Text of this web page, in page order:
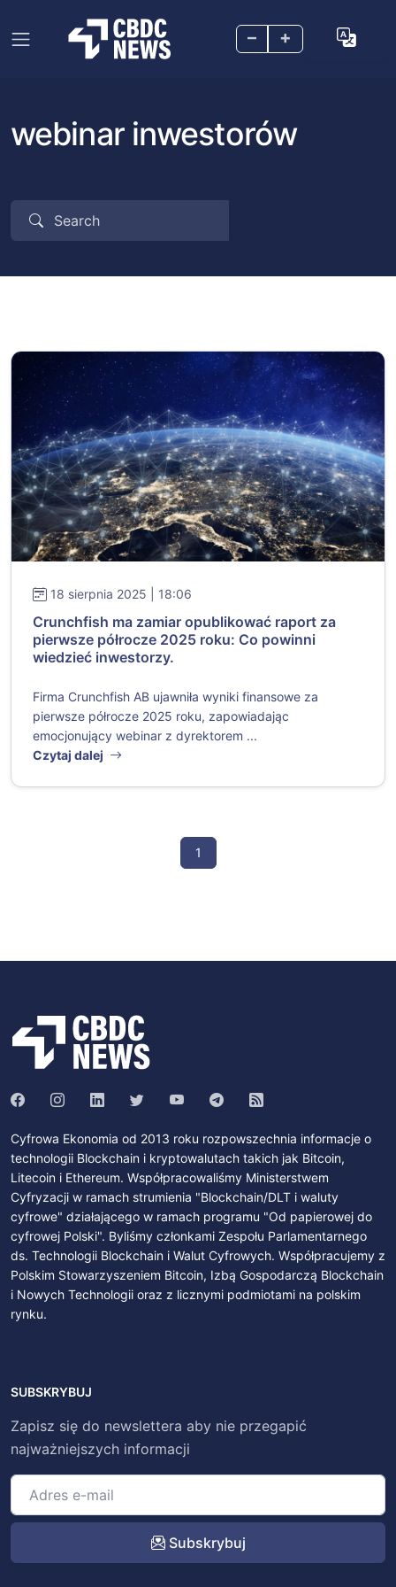
– +
webinar inwestorów
18 sierpnia 2025 | 18:06
Crunchfish ma zamiar opublikować raport za
pierwsze półrocze 2025 roku: Co powinni
wiedzieć inwestorzy.
Firma Crunchfish AB ujawniła wyniki finansowe za
pierwsze półrocze 2025 roku, zapowiadając
emocjonujący webinar z dyrektorem ...
Czytaj dalej
1
Cyfrowa Ekonomia od 2013 roku rozpowszechnia informacje o
technologii Blockchain i kryptowalutach takich jak Bitcoin,
Litecoin i Ethereum. Współpracowaliśmy Ministerstwem
Cyfryzacji w ramach strumienia "Blockchain/DLT i waluty
cyfrowe" działającego w ramach programu "Od papierowej do
cyfrowej Polski". Byliśmy członkami Zespołu Parlamentarnego
ds. Technologii Blockchain i Walut Cyfrowych. Współpracujemy z
Polskim Stowarzyszeniem Bitcoin, Izbą Gospodarczą Blockchain
i Nowych Technologii oraz z licznymi podmiotami na polskim
rynku.
SUBSKRYBUJ
Zapisz się do newslettera aby nie przegapić
najważniejszych informacji
Subskrybuj